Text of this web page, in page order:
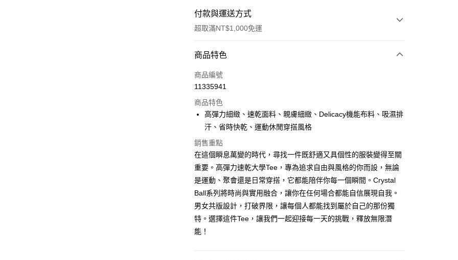
付款與運送方式
超取滿NT$1,000免運
付款方式
信用卡一次付款
LINE Pay
Apple Pay
悠遊付
Google Pay
運送方式
商品特色
商品編號
11335941
商品特色
高彈力細緻、速乾面料、親膚細緻、Delicacy機能布料、吸濕排
汗、省時快乾、運動休閒穿搭風格
銷售重點
在這個瞬息萬變的時代，尋找一件既舒適又具個性的服裝變得至關
重要。高彈力速乾大學Tee，專為追求自由與風格的你而設，無論
是運動、聚會還是日常穿搭，它都能陪伴你每一個瞬間。Crystal
Ball系列將時尚與實用融合，讓你在任何場合都能自信展現自我。
男女共版設計，打破界限，讓每個人都能找到屬於自己的那份獨
特。選擇這件Tee，讓我們一起迎接每一天的挑戰，釋放無限潛
能！